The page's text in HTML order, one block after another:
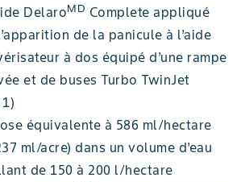
DelaroMD Complete appliqué
de la panicule à l’aide
à dos équipé d’une rampe
et de buses Turbo TwinJet
équivalente à 586 ml/hectare
ml/acre) dans un volume d’eau
de 150 à 200 l/hectare